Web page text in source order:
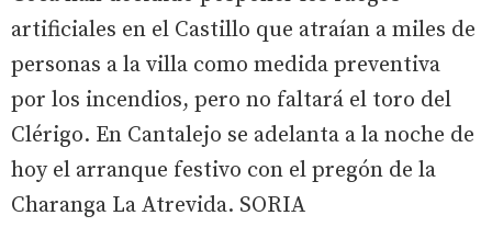
artificiales en el Castillo que atraían a miles de
personas a la villa como medida preventiva
por los incendios, pero no faltará el toro del
Clérigo. En Cantalejo se adelanta a la noche de
hoy el arranque festivo con el pregón de la
Charanga La Atrevida. SORIA